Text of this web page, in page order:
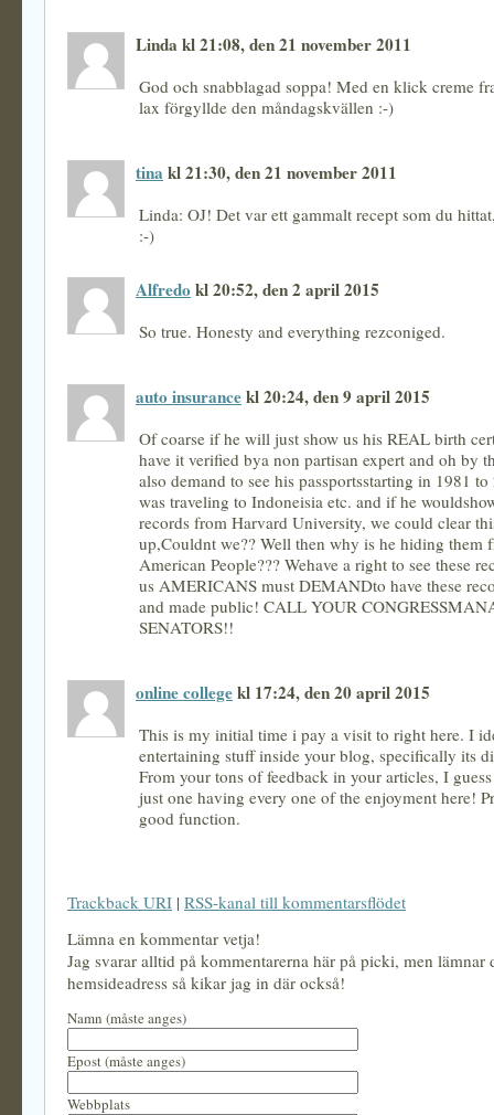
Linda kl 21:08, den 21 november 2011
God och snabblagad soppa! Med en klick creme
lax förgyllde den måndagskvällen :-)
tina kl 21:30, den 21 november 2011
Linda: OJ! Det var ett gammalt recept som du
:-)
Alfredokl 20:52, den 2 april 2015
So true. Honesty and everything rezconiged.
auto insurancekl 20:24, den 9 april 2015
Of coarse if he will just show us his REAL birth
have it verified bya non partisan expert and oh by
also demand to see his passportsstarting in 1981
was traveling to Indoneisia etc. and if he
records from Harvard University, we could clear
up,Couldnt we?? Well then why is he hiding them
American People??? Wehave a right to see these
us AMERICANS must DEMANDto have these
and made public! CALL YOUR
SENATORS!!
online collegekl 17:24, den 20 april 2015
This is my initial time i pay a visit to right here. I
entertaining stuff inside your blog, specifically its
From your tons of feedback in your articles, I
just one having every one of the enjoyment here!
good function.
Trackback URI | RSS-kanal till kommentarsflödet
Lämna en kommentar vetja!
Jag svarar alltid på kommentarerna här på picki, men lämnar
hemsideadress så kikar jag in där också!
Namn (måste anges)
Epost (måste anges)
Webbplats